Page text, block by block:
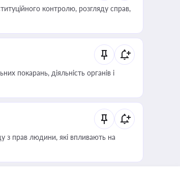
контролю, розгляду справ,
покарань, діяльність органів і
з прав людини, які впливають на